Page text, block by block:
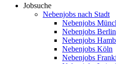
Jobsuche
Nebenjobs nach Stadt
Nebenjobs
Nebenjobs Berlin
Nebenjobs
Nebenjobs Köln
Nebenjobs